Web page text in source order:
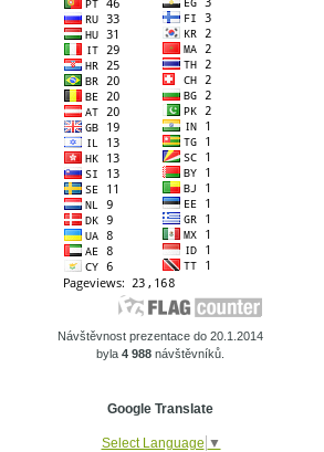
Návštěvnost prezentace do 20.1.2014
byla 4 988 návštěvníků.
Google Translate
Select Language ▼